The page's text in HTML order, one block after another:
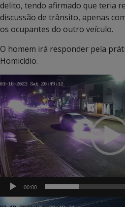
delito, tendo afirmado que teria
discussão de trânsito, apenas
os ocupantes do outro veículo.
O homem irá responder pela
Homicídio.
Tocador
vídeo
00:00